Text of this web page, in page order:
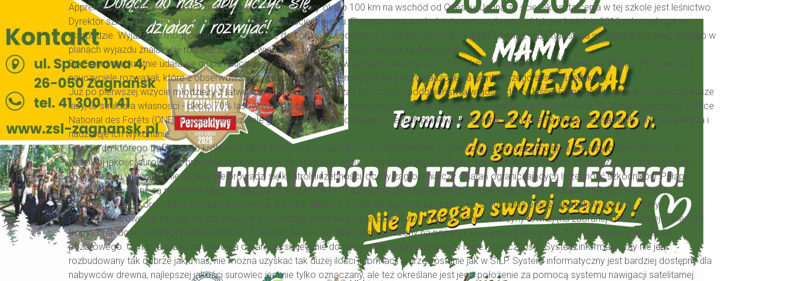
Apprentissage Agricole). Szkoła znajduje się w regionie Loary około 100 km na wschód od Orleanu. Jedną ze ścieżek kształcenia w tej szkole jest leśnictwo.
Dyrektor szkoły Didier Polanowski umożliwił nam realizację projektu. Pierwsza grupa młodzieży wyruszyła na praktykę w kwietniu 2016 roku, a druga w
listopadzie. Wyjazd nie mógł ograniczać się jedynie do spraw zawodowych, program Erasmus+ kładzie również duży nacisk na wymianę kulturową, dlatego w
planach wyjazdu znalazł się również czas na zwiedzanie oraz integrację z młodzieżą francuską.
Do Francji dwukrotnie udała się grupa nauczycieli naszej szkoły, by w ramach „shadow job” móc obserwować pracę nauczycieli we Francji. Po powrocie
nauczyciele rozważali, które z obserwowanych metod kształcenia mogłyby być wprowadzone na grunt naszego systemu edukacji.
Już po pierwszej wizycie młodzieży z łatwością można było wskazać na różnice i podobieństwa w gospodarce leśnej Francji. Najistotniejsze, co różni nasze
lasy, to struktura własności - około 70% lasów we Francji to lasy prywatne, reszta to lasy państwowe – wszystkie nadzorowane są przez organizację - Office
National des Forêts (ONF). Prywatni właściciele gospodarują na podstawie 10-letnich planów, które opracowywane są przez nich samych. ONF zatwierdza i
nadzoruje ich wykonanie.
Region, do którego trafiliśmy, to królestwo dębu. Dąb jest tam gatunkiem najważniejszym, najczęściej towarzyszy mu grab. Główny cel produkcyjny to
wysokiej jakości surowiec z przeznaczeniem na beczki. Hodowla dębu, o czym szerzej w dalszej części artykułu, w dużym stopniu zależy od właściciela.
Ochrona lasu właściwie nie istnieje, nie prowadzi się kontroli liczebności, oceny zagrożenia czy działań ograniczających liczebność szkodników. Pułapki
feromonowe znane są na terenie lasów należących do państwa i to wyłącznie jako narzędzie do badań naukowych. Jednym z problematycznych
szkodników jest Korowódka śródziemnomorska, ale tylko dlatego, że włoski gąsienic są drażniące, co utrudnia pracę robotników leśnych. Pasy
przeciwpożarowe nie istnieją, bruzdy zaorane do warstwy mineralnej służą do kontroli występowania zwierzyny łownej (na zaoranej ziemi łatwiej stwierdzić
tropy), brak dostrzegalni przeciwpożarowych. Region ten nie jest specjalnie narażony na pożary i zapewne trafiłby u nas do III kategorii zagrożenia
pożarowego. Ochrona przeciwpożarowa ogranicza się jedynie do interwencji straży pożarnej w razie konieczności. System informatyczny nie jest
rozbudowany tak dobrze jak u nas, nie można uzyskać tak dużej ilości informacji o drzewostanie jak w SILP. System informatyczny jest bardziej dostępny dla
nabywców drewna, najlepszej jakości surowiec jest nie tylko oznaczany, ale też określane jest jego położenie za pomocą systemu nawigacji satelitarnej.